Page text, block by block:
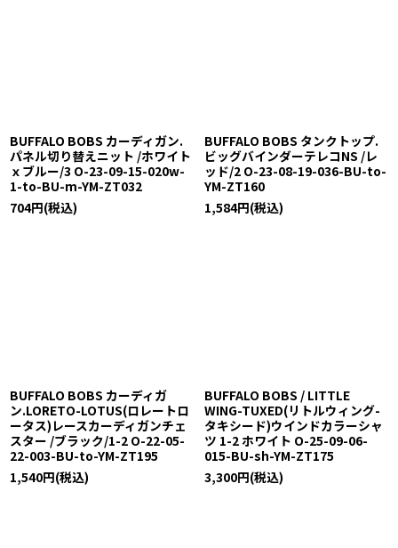
BUFFALO BOBS カーディガン.
パネル切り替えニット /ホワイト
ｘブルー/3 O-23-09-15-020w-
1-to-BU-m-YM-ZT032
704円(税込)
BUFFALO BOBS タンクトップ.
ビッグバインダーテレコNS /レ
ッド/2 O-23-08-19-036-BU-to-
YM-ZT160
1,584円(税込)
BUFFALO BOBS カーディガ
ン.LORETO-LOTUS(ロレートロ
ータス)レースカーディガンチェ
スター /ブラック/1-2 O-22-05-
22-003-BU-to-YM-ZT195
1,540円(税込)
BUFFALO BOBS / LITTLE
WING-TUXED(リトルウィング-
タキシード)ウインドカラーシャ
ツ 1-2 ホワイト O-25-09-06-
015-BU-sh-YM-ZT175
3,300円(税込)